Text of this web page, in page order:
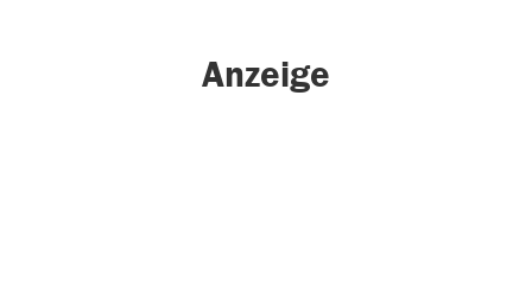
Anzeige